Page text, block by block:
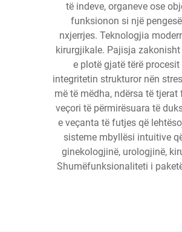
të indeve, organeve ose
funksionon si një
nxjerrjes. Teknologjia
kirurgjikale. Pajisja
e plotë gjatë tërë
integritetin strukturor nën
më të mëdha, ndërsa të
veçori të përmirësuara të
e veçanta të futjes që
sisteme mbyllësi intuitive
ginekologjinë, urologjinë,
Shumëfunksionaliteti i